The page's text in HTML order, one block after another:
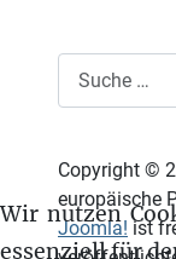
Copyright ©
europäische
Joomla! ist
Wir nutzen
essenziell für